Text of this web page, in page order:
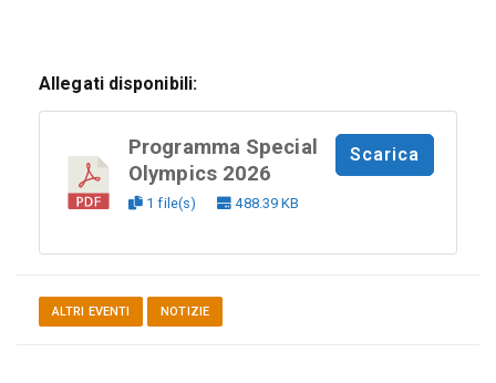
Allegati disponibili:
Programma Special
Olympics 2026
1 file(s) 488.39 KB
Scarica
ALTRI EVENTI NOTIZIE